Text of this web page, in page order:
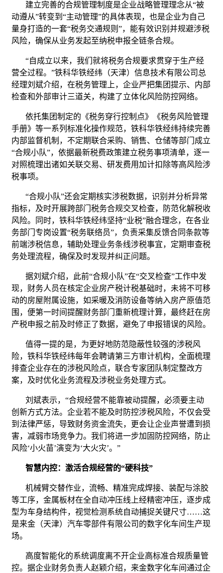
建立完善的合规管理制度是企业战略管理理念从“被
动遵从”转变到“主动管理”的具体表现，也是企业为自己
量身打造的一套“税务交通规则”，能有效识别并规避涉税
风险，确保从业务发起至纳税申报全链条合规。
“自成立以来，我们就将税务合规要求贯穿于生产经
营全过程。”铁科华铁经纬（天津）信息技术有限公司总
经理刘斌介绍，在税务管理上，企业严把集团提示、内部
检查和外部审计三道关，构建了立体化风险防控网络。
依托集团制定的《税务穿行控制点》《税务风险管理
手册》等一系列标准化操作规范，铁科华铁经纬持续完善
内部监督机制，不定期联合采购、销售、仓储等部门成立
“合规小队”，依据最新税费政策建立税务事项清单，逐一
对照梳理出诸如关联交易、研发费用加计扣除等高风险涉
税事项。
“合规小队”还会定期核实涉税数据，识别并分析异常
指标，及时开展跨部门税务合规交叉检查，防范化解税收
风险。同时，铁科华铁经纬坚持“业税”融合理念，在各业
务部门专岗设置“税务联络员”，负责采集反馈合同条款等
前端涉税信息，辅助处理业务条线涉税事宜，定期审查税
务处理流程，确保及时发现并纠正问题。
据刘斌介绍，此前“合规小队”在“交叉检查”工作中发
现，财务人员在核定企业房产税计税基础时，未将不可移
动的房屋附属设施，如采暖及消防设备等纳入房产原值范
围，便第一时间提醒财务部门重新梳理计算，最终赶在房
产税申报之前及时修正了数据，避免了申报错误的风险。
值得一提的是，为更好地防范隐蔽性较强的涉税风
险，铁科华铁经纬每年会聘请第三方审计机构，全面梳理
排查企业存在的涉税风险点，联合专家团队制定整改方
案，及时优化业务流程及涉税业务处理方式。
刘斌表示，“合规经营不能靠被动提醒，必须要主动
创新方式方法。企业若不能及时防控涉税风险，不仅会受
到法律严惩，导致财务资金流失，更会让企业声誉遭到损
害，减弱市场竞争力。我们将进一步加固防控网络，防止
风险‘小火苗’演变为‘大火灾’。”
智慧内控：激活合规经营的“硬科技”
机械臂交替作业，流畅、精准完成焊接、装配与涂胶
等工序，金属板材在全自动冲压线上经精密冲压，逐步成
型为车身结构件，视觉检测系统自动捕捉关键尺寸……这
是来金（天津）汽车零部件有限公司的数字化车间生产现
场。
高度智能化的系统调度离不开企业高标准合规质量管
控。据企业财务负责人赵颖介绍，来金数字化车间通过企